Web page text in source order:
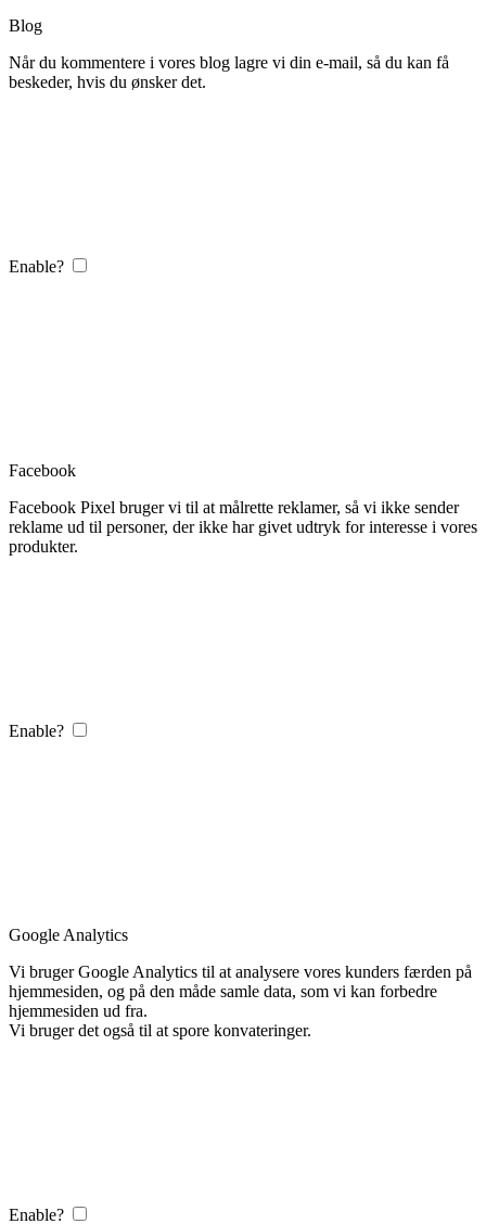
Blog
Når du kommentere i vores blog lagre vi din e-mail, så du kan få
beskeder, hvis du ønsker det.
Enable?
Facebook
Facebook Pixel bruger vi til at målrette reklamer, så vi ikke sender
reklame ud til personer, der ikke har givet udtryk for interesse i vores
produkter.
Enable?
Google Analytics
Vi bruger Google Analytics til at analysere vores kunders færden på
hjemmesiden, og på den måde samle data, som vi kan forbedre
hjemmesiden ud fra.
Vi bruger det også til at spore konvateringer.
Enable?